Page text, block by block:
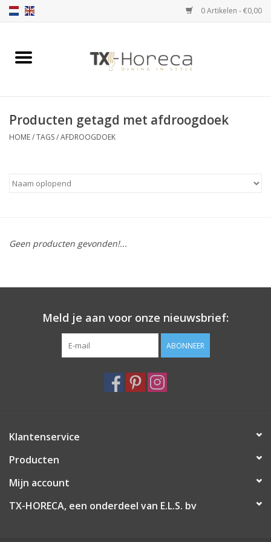
0 Artikelen - €0,00
Home
Catalogi
Producten getagd met afdroogdoek
HOME/TAGS/AFDROOGDOEK
Geen producten gevonden!...
Meld je aan voor onze nieuwsbrief:
ABONNEER
Klantenservice
Producten
Mijn account
TX-HORECA, een onderdeel van E.L.S. bv